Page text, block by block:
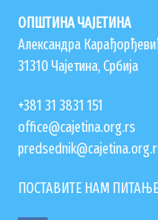
ДОКУМЕНТА
КОНТАКТИ
ВАЖНИ
ПОСТАВИТЕ
ОПШТИНА ЧАЈЕТИНА
Александра
31310 Чајетина, Србија
+381 31 3831 151
office@cajetina.org.rs
ПОСТАВИТЕ НАМ ПИТАЊЕ